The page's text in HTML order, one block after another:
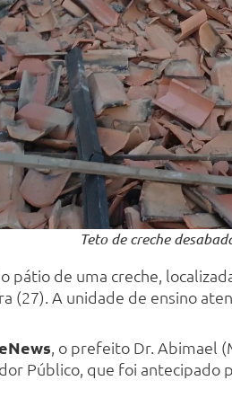
Teto de creche
pátio de uma creche,
(27). A unidade de ensino
, o prefeito Dr. Abimael
Público, que foi antecipado